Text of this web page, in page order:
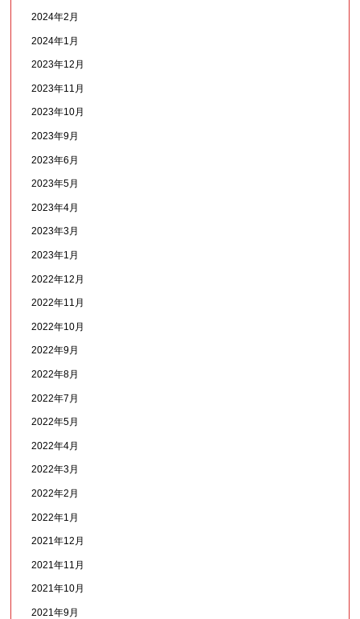
2024年2月
2024年1月
2023年12月
2023年11月
2023年10月
2023年9月
2023年6月
2023年5月
2023年4月
2023年3月
2023年1月
2022年12月
2022年11月
2022年10月
2022年9月
2022年8月
2022年7月
2022年5月
2022年4月
2022年3月
2022年2月
2022年1月
2021年12月
2021年11月
2021年10月
2021年9月